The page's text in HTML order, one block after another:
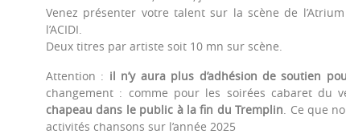
Venez présenter votre talent sur la scène de
l’ACIDI.
Deux titres par artiste soit 10 mn sur scène.
Attention : il n’y aura plus d’adhésion de soutien
changement : comme pour les soirées cabaret du
chapeau dans le public à la fin du Tremplin . Ce que
activités chansons sur l’année 2025